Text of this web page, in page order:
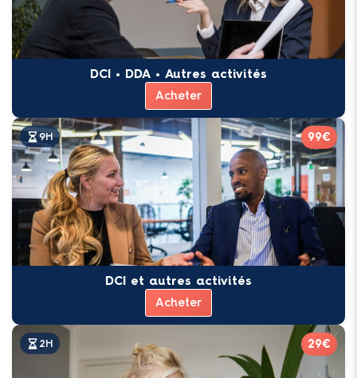
DCI • DDA • Autres activités
Acheter
9H 99€
DCI et autres activités
Acheter
2H 29€